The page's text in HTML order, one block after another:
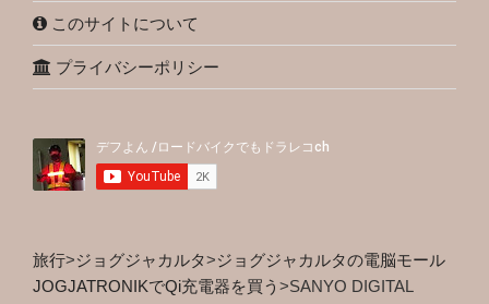
このサイトについて
プライバシーポリシー
旅行>ジョグジャカルタ>ジョグジャカルタの電脳モール
JOGJATRONIKでQi充電器を買う >SANYO DIGITAL